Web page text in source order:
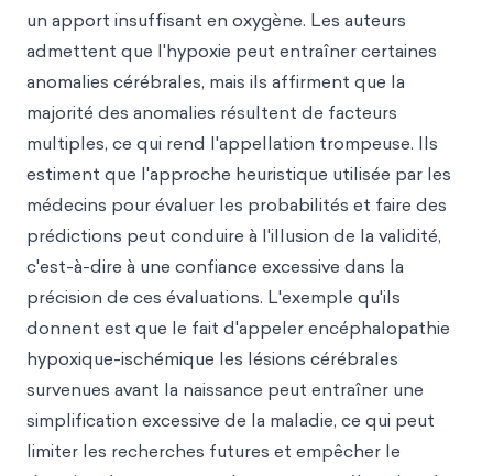
un apport insuffisant en oxygène. Les auteurs
admettent que l'hypoxie peut entraîner certaines
anomalies cérébrales, mais ils affirment que la
majorité des anomalies résultent de facteurs
multiples, ce qui rend l'appellation trompeuse. Ils
estiment que l'approche heuristique utilisée par les
médecins pour évaluer les probabilités et faire des
prédictions peut conduire à l'illusion de la validité,
c'est-à-dire à une confiance excessive dans la
précision de ces évaluations. L'exemple qu'ils
donnent est que le fait d'appeler encéphalopathie
hypoxique-ischémique les lésions cérébrales
survenues avant la naissance peut entraîner une
simplification excessive de la maladie, ce qui peut
limiter les recherches futures et empêcher le